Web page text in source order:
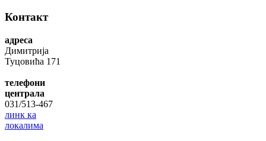
Контакт
адреса
Димитрија
Туцовића 171
телефони
централа
031/513-467
линк ка
локалима